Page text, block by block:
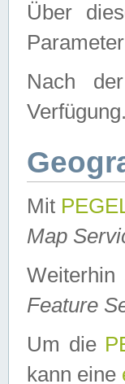
Über
Nach
Verfügung.
Mit
Map
Feature
Um die
kann eine